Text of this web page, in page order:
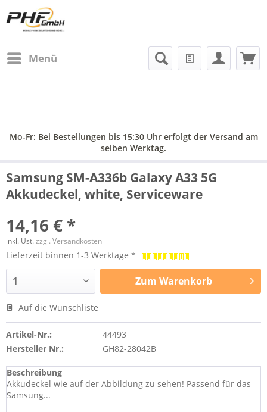
Menü
Mo-Fr: Bei Bestellungen bis 15:30 Uhr erfolgt der Versand am
selben Werktag.
Samsung SM-A336b Galaxy A33 5G
Akkudeckel, white, Serviceware
14,16 € *
inkl. Ust.zzgl. Versandkosten
Lieferzeit binnen 1-3 Werktage *
Zum Warenkorb
Auf die Wunschliste
Artikel-Nr.:
44493
Hersteller Nr.:
GH82-28042B
Beschreibung
Akkudeckel wie auf der Abbildung zu sehen! Passend für das
Samsung...